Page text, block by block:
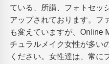
ている、所謂、フォトセッ
アップされております。フ
も変えていますが、Online
チュラルメイク女性が多い
ください。女性達は、常に